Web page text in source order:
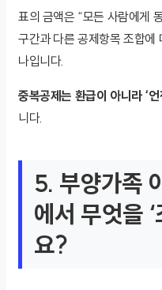
표의 금액은 “모든 사람에게
구간과 다른 공제항목 조합에
나입니다.
중복공제는 환급이 아니라 ‘
니다.
5. 부양가족
에서 무엇을
요?